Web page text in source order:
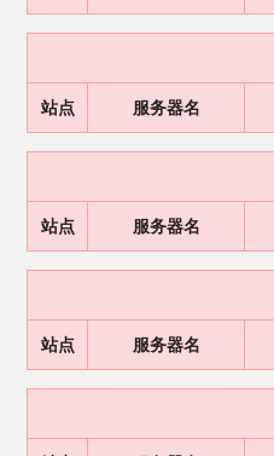
站点 服务器名
站点 服务器名
站点 服务器名